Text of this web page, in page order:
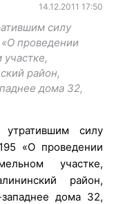
14.12.2011 17:50
силу
проведении
участке,
район,
дома 32,
утратившим силу
«О проведении
участке,
район,
дома 32,